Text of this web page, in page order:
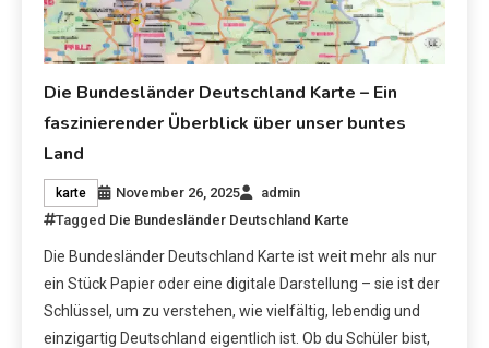
Die Bundesländer Deutschland Karte – Ein
faszinierender Überblick über unser buntes
Land
karte November 26, 2025
admin
Tagged Die Bundesländer Deutschland Karte
Die Bundesländer Deutschland Karte ist weit mehr als nur
ein Stück Papier oder eine digitale Darstellung – sie ist der
Schlüssel, um zu verstehen, wie vielfältig, lebendig und
einzigartig Deutschland eigentlich ist. Ob du Schüler bist,